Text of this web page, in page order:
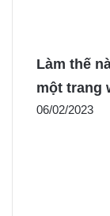
Làm thế
một trang
06/02/2023